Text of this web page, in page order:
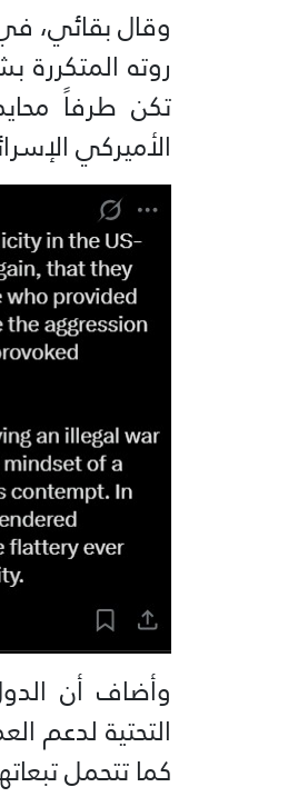
وقال بقائي،
روته المتكررة
تكن طرفاً
الأميركي
وأضاف أن
التحتية لدعم
كما تتحمل